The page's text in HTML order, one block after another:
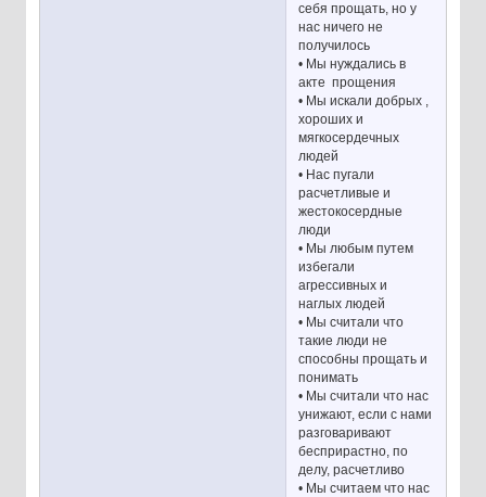
себя прощать, но у
нас ничего не
получилось
• Мы нуждались в
акте прощения
• Мы искали добрых ,
хороших и
мягкосердечных
людей
• Нас пугали
расчетливые и
жестокосердные
люди
• Мы любым путем
избегали
агрессивных и
наглых людей
• Мы считали что
такие люди не
способны прощать и
понимать
• Мы считали что нас
унижают, если с нами
разговаривают
бесприрастно, по
делу, расчетливо
• Мы считаем что нас